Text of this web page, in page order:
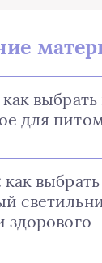
выбрать
для
выбрать
здорового